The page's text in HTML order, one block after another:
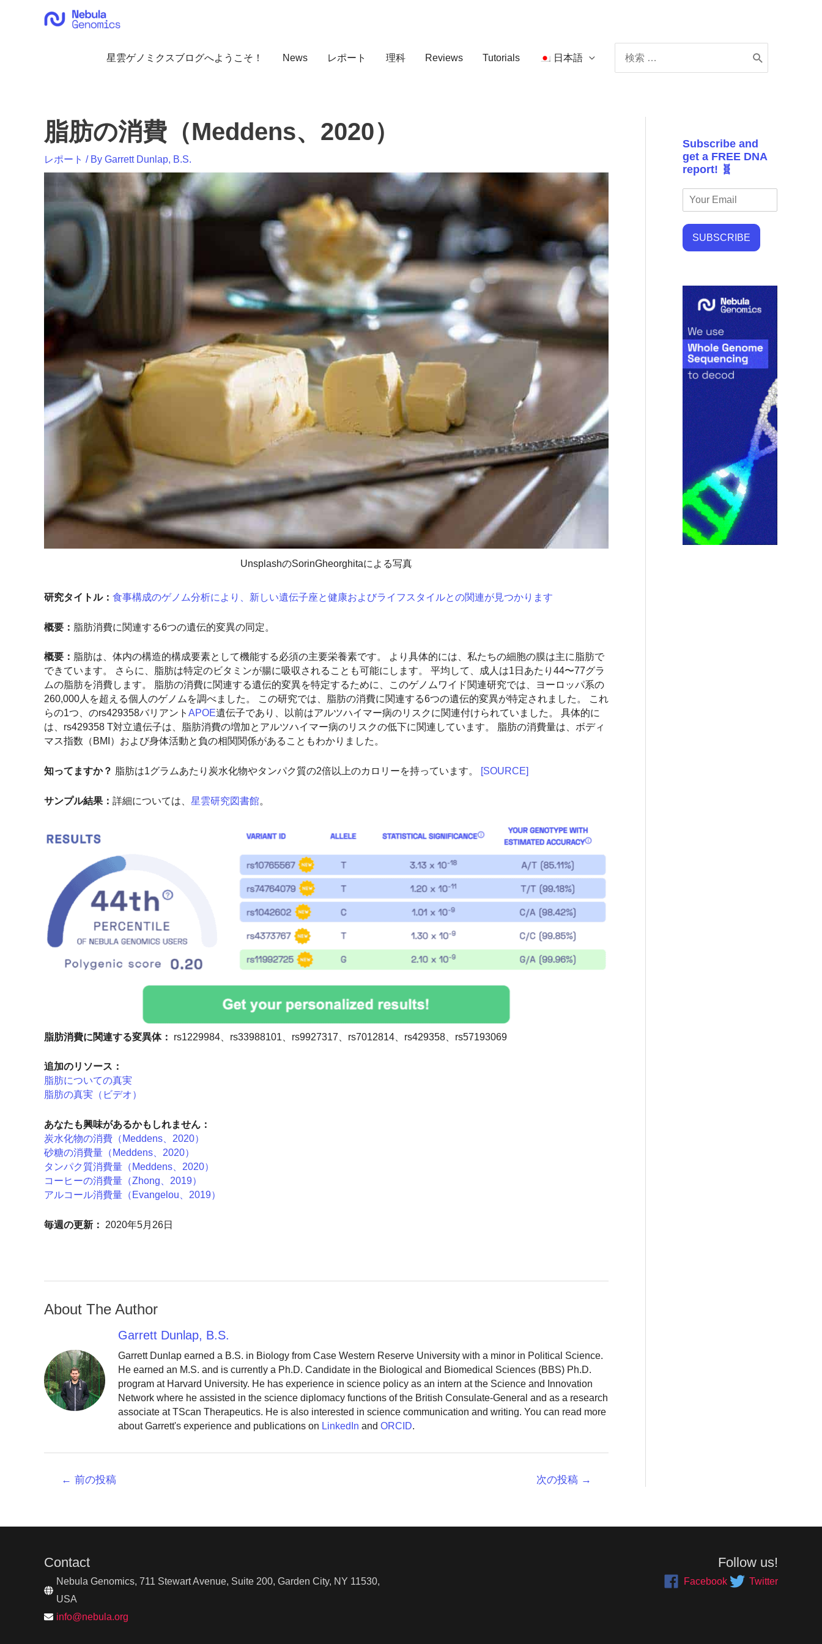
星雲ゲノミクスブログへようこそ！ News レポート 理科 Reviews Tutorials 日本語
for:
脂肪の消費（Meddens、2020）
レポート / By Garrett Dunlap, B.S.
UnsplashのSorinGheorghitaによる写真
研究タイトル： 食事構成のゲノム分析により、新しい遺伝子座と健康およびライフスタイルとの関連が見つかります
概要： 脂肪消費に関連する6つの遺伝的変異の同定。
概要： 脂肪は、体内の構造的構成要素として機能する必須の主要栄養素です。 より具体的には、私たちの細胞の膜は主に脂肪で
できています。 さらに、脂肪は特定のビタミンが腸に吸収されることも可能にします。 平均して、成人は1日あたり44〜77グラ
ムの脂肪を消費します。 脂肪の消費に関連する遺伝的変異を特定するために、このゲノムワイド関連研究では、ヨーロッパ系の
260,000人を超える個人のゲノムを調べました。 この研究では、脂肪の消費に関連する6つの遺伝的変異が特定されました。 これ
らの1つ、のrs429358バリアント APOE遺伝子であり、以前はアルツハイマー病のリスクに関連付けられていました。 具体的に
は、rs429358 T対立遺伝子は、脂肪消費の増加とアルツハイマー病のリスクの低下に関連しています。 脂肪の消費量は、ボディ
マス指数（BMI）および身体活動と負の相関関係があることもわかりました。
知ってますか？ 脂肪は1グラムあたり炭水化物やタンパク質の2倍以上のカロリーを持っています。 [SOURCE]
サンプル結果： 詳細については、 星雲研究図書館。
脂肪消費に関連する変異体： rs1229984、rs33988101、rs9927317、rs7012814、rs429358、rs57193069
追加のリソース：
脂肪についての真実
脂肪の真実（ビデオ）
あなたも興味があるかもしれません：
炭水化物の消費（Meddens、2020）
砂糖の消費量（Meddens、2020）
タンパク質消費量（Meddens、2020）
コーヒーの消費量（Zhong、2019）
アルコール消費量（Evangelou、2019）
毎週の更新： 2020年5月26日
About The Author
Garrett Dunlap, B.S.
Garrett Dunlap earned a B.S. in Biology from Case Western Reserve University with a minor in Political Science.
He earned an M.S. and is currently a Ph.D. Candidate in the Biological and Biomedical Sciences (BBS) Ph.D.
program at Harvard University. He has experience in science policy as an intern at the Science and Innovation
Network where he assisted in the science diplomacy functions of the British Consulate-General and as a research
associate at TScan Therapeutics. He is also interested in science communication and writing. You can read more
about Garrett's experience and publications on LinkedIn andORCID.
シ
ン
← 前の投稿 次の投稿 →
Subscribe and
get a FREE DNA
report! 🧬
SUBSCRIBE
Contact
Nebula Genomics, 711 Stewart Avenue, Suite 200, Garden City, NY 11530,
USA
info@nebula.org
Follow us!
Facebook Twitter